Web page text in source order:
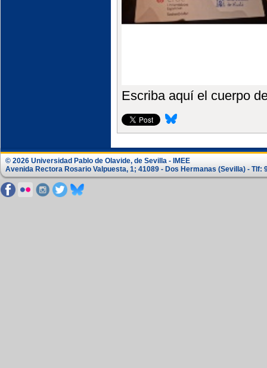
Escriba aquí el cuerpo
© 2026 Universidad Pablo de Olavide, de Sevilla - IMEE
Avenida Rectora Rosario Valpuesta, 1; 41089 - Dos Hermanas (Sevilla) - Tlf: